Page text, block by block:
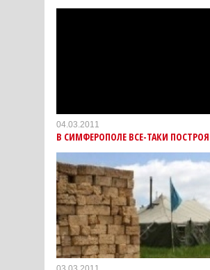
04.03.2011
В СИМФЕРОПОЛЕ ВСЕ-ТАКИ